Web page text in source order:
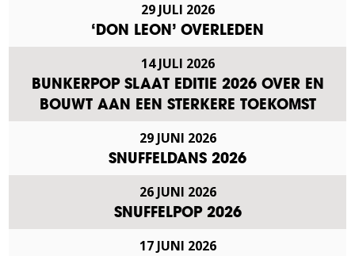
29 JULI 2026
‘DON LEON’ OVERLEDEN
14 JULI 2026
BUNKERPOP SLAAT EDITIE 2026 OVER EN
BOUWT AAN EEN STERKERE TOEKOMST
29 JUNI 2026
SNUFFELDANS 2026
26 JUNI 2026
SNUFFELPOP 2026
17 JUNI 2026